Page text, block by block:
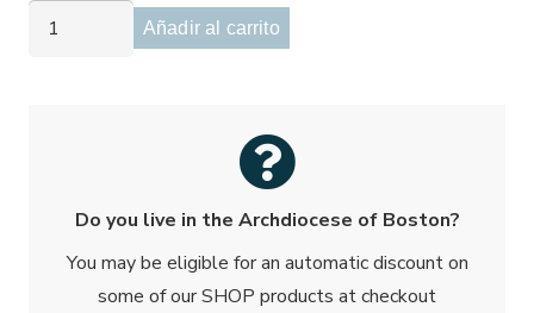
NUEVO
cantidad
Añadir al carrito
Do you live in the Archdiocese of Boston?
You may be eligible for an automatic discount on
some of our SHOP products at checkout